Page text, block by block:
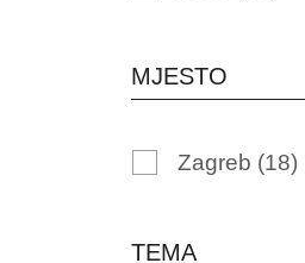
MJESTO
Zagreb (18)
TEMA